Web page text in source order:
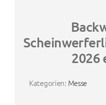
2026
Kategorien: Messe